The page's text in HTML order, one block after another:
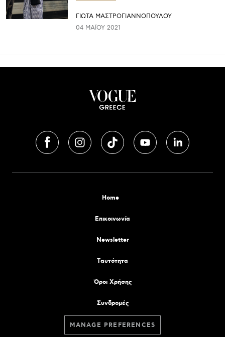
ΓΙΩΤΑ ΜΑΣΤΡΟΓΙΑΝΝΟΠΟΥΛΟΥ
04 ΜΑΪ́ΟΥ 2021
Home
Επικοινωνία
Newsletter
Tαυτότητα
Όροι Χρήσης
Συνδρομές
MANAGE PREFERENCES